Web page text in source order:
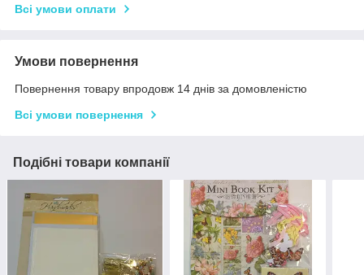
Всі умови оплати
Умови повернення
Повернення товару впродовж 14 днів за домовленістю
Всі умови повернення
Подібні товари компанії